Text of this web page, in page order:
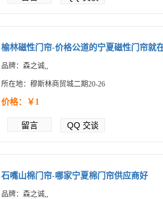
榆林磁性门帘-价格公道的宁夏磁性门帘就
品牌：森之诚,,
所在地：穆斯林商贸城二期20-26
价格：￥1
留言 QQ 交谈
石嘴山棉门帘-哪家宁夏棉门帘供应商好
品牌：森之诚,,